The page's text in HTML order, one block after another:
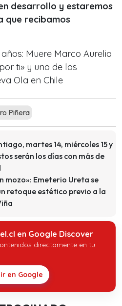
desarrollo y estaremos
que recibamos
años: Muere Marco Aurelio
ti» y uno de los
Ola en Chile
Piñera
martes 14, miércoles 15 y
serán los días con más de
mozo»: Emeterio Ureta se
retoque estético previo a la
en Google Discover
directamente en tu
en Google